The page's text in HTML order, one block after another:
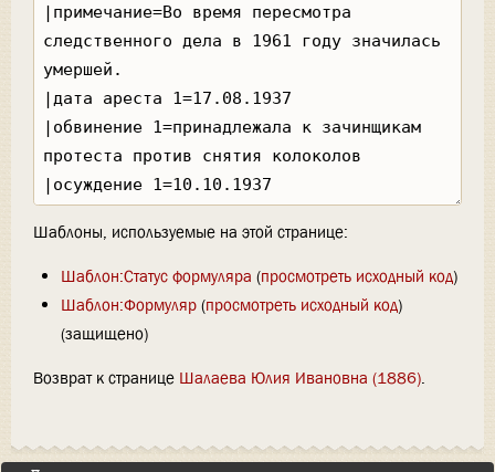
Шаблоны, используемые на этой странице:
Шаблон:Статус формуляра (просмотреть исходный код)
Шаблон:Формуляр(просмотреть исходный код)
(защищено)
Возврат к странице Шалаева Юлия Ивановна (1886).